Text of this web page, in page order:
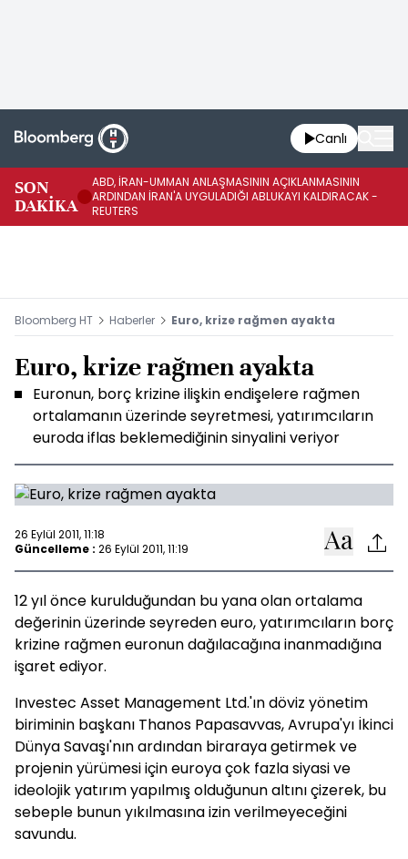
Canlı
SON
DAKİKA
ABD, İRAN-UMMAN ANLAŞMASININ AÇIKLANMASININ
ARDINDAN İRAN'A UYGULADIĞI ABLUKAYI KALDIRACAK -
REUTERS
Bloomberg HT Haberler Euro, krize rağmen ayakta
Euro, krize rağmen ayakta
Euronun, borç krizine ilişkin endişelere rağmen
ortalamanın üzerinde seyretmesi, yatırımcıların
euroda iflas beklemediğinin sinyalini veriyor
26 Eylül 2011, 11:18
Güncelleme : 26 Eylül 2011, 11:19
12 yıl önce kurulduğundan bu yana olan ortalama
değerinin üzerinde seyreden euro, yatırımcıların borç
krizine rağmen euronun dağılacağına inanmadığına
işaret ediyor.
Investec Asset Management Ltd.'ın döviz yönetim
biriminin başkanı Thanos Papasavvas, Avrupa'yı İkinci
Dünya Savaşı'nın ardından biraraya getirmek ve
projenin yürümesi için euroya çok fazla siyasi ve
ideolojik yatırım yapılmış olduğunun altını çizerek, bu
sebeple bunun yıkılmasına izin verilmeyeceğini
savundu.